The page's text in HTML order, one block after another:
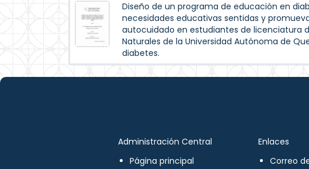
Diseño de un programa de educación en
necesidades educativas sentidas y
autocuidado en estudiantes de licenciatura
Naturales de la Universidad Autónoma de
diabetes.
Administración Central
Página principal
Enlaces
Correo